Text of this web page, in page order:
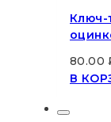
Ключ-
80.00
В